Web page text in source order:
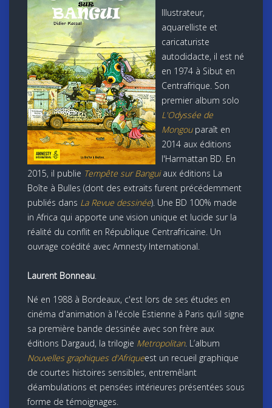
Illustrateur,
aquarelliste et
caricaturiste
autodidacte, il est né
en 1974 à Sibut en
Centrafrique. Son
premier album solo
L'Odyssée de
Mongouparaît en
2014 aux éditions
l'Harmattan BD. En
2015, il publie Tempête sur Banguiaux éditions La
Boîte à Bulles (dont des extraits furent précédemment
publiés dans La Revue dessinée). Une BD 100% made
in Africa qui apporte une vision unique et lucide sur la
réalité du conflit en République Centrafricaine. Un
ouvrage coédité avec Amnesty International.
Laurent Bonneau
Né en 1988 à Bordeaux, c'est lors de ses études en
cinéma d'animation à l'école Estienne à Paris qu’il signe
sa première bande dessinée avec son frère aux
éditions Dargaud, la trilogie Metropolitan. L’album
Nouvelles graphiques d'Afriqueest un recueil graphique
de courtes histoires sensibles, entremêlant
déambulations et pensées intérieures présentées sous
forme de témoignages.